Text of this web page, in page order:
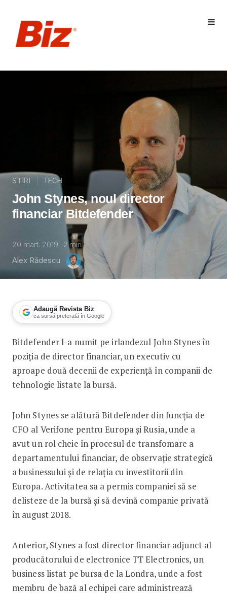
STIRI TECH
John Stynes, noul director
financiar Bitdefender
20 mart. 2019 2 min
Alex Rădescu
Adaugă Revista Biz
ca sursă preferată în Google
John Stynes, noul director financiar
Bitdefender l-a numit pe irlandezul John Stynes în
poziția de director financiar, un executiv cu
aproape două decenii de experiență în companii de
tehnologie listate la bursă.
John Stynes se alătură Bitdefender din funcția de
CFO al Verifone pentru Europa și Rusia, unde a
avut un rol cheie în procesul de transfomare a
departamentului financiar, de observație strategică
a businessului și de relația cu investitorii din
Europa. Activitatea sa a permis companiei să se
delisteze de la bursă și să devină companie privată
în august 2018.
Anterior, Stynes a fost director financiar adjunct al
producătorului de electronice TT Electronics, un
business listat pe bursa de la Londra, unde a fost
membru de bază al echipei care administrează